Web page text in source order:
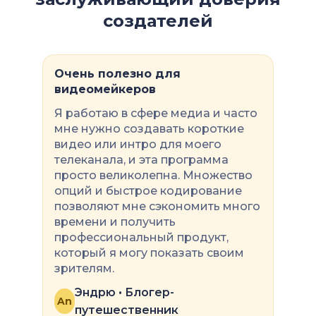
видео с объяснением продукта
без внешних затрат на
инструкций. Процессы, которые
сложно объяснить текстом,
Генератор разбивает задачи на
понятные, основанные на сценах
шаги, которые легко выполнять.
создателей
Очень полезно для
видеомейкеров
Я работаю в сфере медиа и часто
мне нужно создавать короткие
видео или интро для моего
телеканала, и эта программа
просто великолепна. Множество
опций и быстрое кодирование
позволяют мне сэкономить много
времени и получить
профессиональный продукт,
который я могу показать своим
зрителям.
An
Эндрю • Блогер-
путешественник